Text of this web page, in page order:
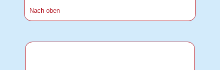
Nach oben